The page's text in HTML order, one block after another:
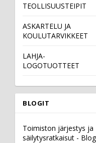
TEOLLISUUSTEIPIT
ASKARTELU JA
KOULUTARVIKKEET
LAHJA-
LOGOTUOTTEET
BLOGIT
Toimiston järjestys ja
säilytysratkaisut -